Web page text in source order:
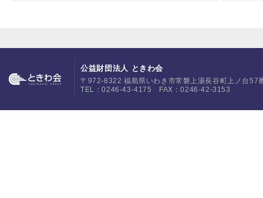
公益財団法人 ときわ会
〒972-8322 福島県いわき市常磐上湯長谷町上ノ台57
TEL：0246-43-4175 FAX：0246-42-3153